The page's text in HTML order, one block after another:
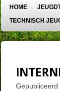
HOME
TECHNISCH